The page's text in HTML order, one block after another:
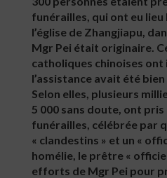
funérailles, qui ont eu lieu
l’église de Zhangjiapu,
Mgr Pei était originaire.
catholiques chinoises ont
l’assistance avait été
Selon elles, plusieurs
5 000 sans doute, ont
funérailles, célébrée par
« clandestins » et un «
homélie, le prêtre «
efforts de Mgr Pei pour